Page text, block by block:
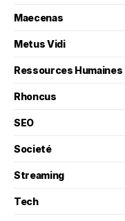
Maecenas
Metus Vidi
Ressources Humaines
Rhoncus
SEO
Societé
Streaming
Tech